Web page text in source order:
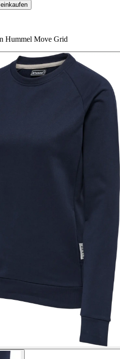
Hummel Move Grid